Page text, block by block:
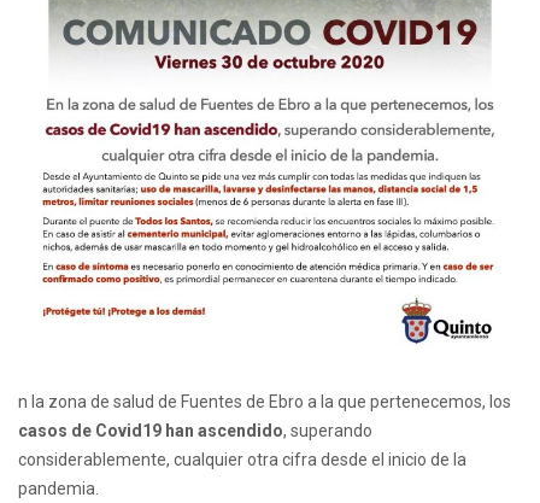
n la zona de salud de Fuentes de Ebro a la que pertenecemos, los
casos de Covid19 han ascendido, superando
considerablemente, cualquier otra cifra desde el inicio de la
pandemia.